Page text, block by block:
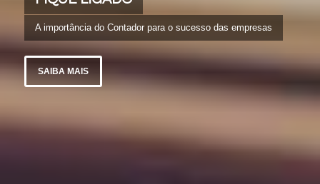
A importância do Contador para o sucesso das empresas
SAIBA MAIS